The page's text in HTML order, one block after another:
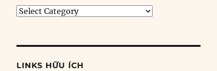
Tìm
đề
LINKS HỮU ÍCH